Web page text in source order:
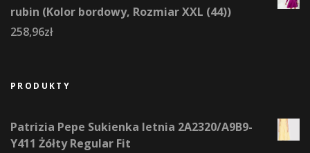
rubin (Kolor bordowy, Rozmiar XXL (44))
258,96zł
PRODUKTY
Patrizia Pepe Sukienka letnia 2A2320/A9B9-
Y411 Żółty Regular Fit